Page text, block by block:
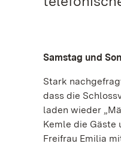
Samstag und
Stark
dass die
laden wieder
Kemle die Gäste
Freifrau Emilia